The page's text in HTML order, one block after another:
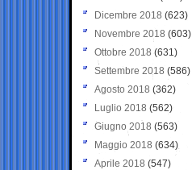
Dicembre 2018 (623)
Novembre 2018 (603)
Ottobre 2018 (631)
Settembre 2018 (586)
Agosto 2018 (362)
Luglio 2018 (562)
Giugno 2018 (563)
Maggio 2018 (634)
Aprile 2018 (547)